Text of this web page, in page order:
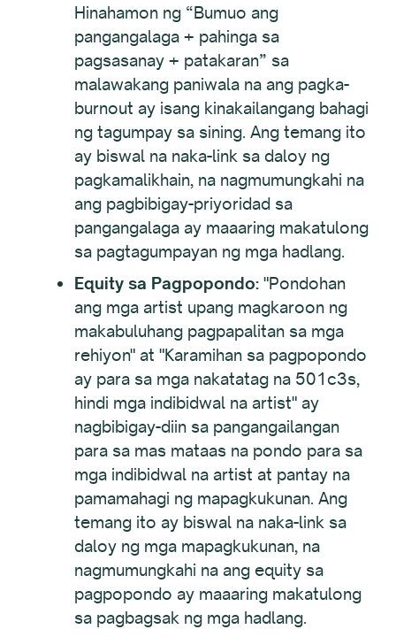
Hinahamon ng “Bumuo ang
pangangalaga + pahinga sa
pagsasanay + patakaran” sa
malawakang paniwala na ang pagka-
burnout ay isang kinakailangang bahagi
ng tagumpay sa sining. Ang temang ito
ay biswal na naka-link sa daloy ng
pagkamalikhain, na nagmumungkahi na
ang pagbibigay-priyoridad sa
pangangalaga ay maaaring makatulong
sa pagtagumpayan ng mga hadlang.
Equity sa Pagpopondo: "Pondohan
ang mga artist upang magkaroon ng
makabuluhang pagpapalitan sa mga
rehiyon" at "Karamihan sa pagpopondo
ay para sa mga nakatatag na 501c3s,
hindi mga indibidwal na artist" ay
nagbibigay-diin sa pangangailangan
para sa mas mataas na pondo para sa
mga indibidwal na artist at pantay na
pamamahagi ng mapagkukunan. Ang
temang ito ay biswal na naka-link sa
daloy ng mga mapagkukunan, na
nagmumungkahi na ang equity sa
pagpopondo ay maaaring makatulong
sa pagbagsak ng mga hadlang.